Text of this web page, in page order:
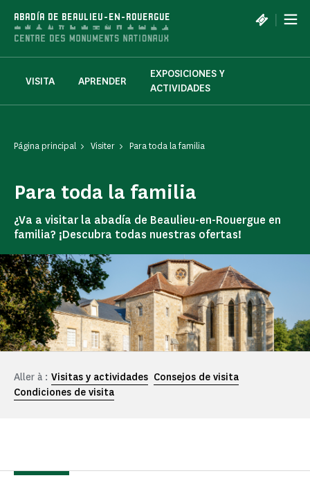
ABADÍA DE BEAULIEU-EN-ROUERGUE |
VISITA APRENDER
EXPOSICIONES Y
ACTIVIDADES
Página principal Visiter Para toda la familia
Para toda la familia
¿Va a visitar la abadía de Beaulieu-en-Rouergue en
familia? ¡Descubra todas nuestras ofertas!
Aller à : Visitas y actividades Consejos de visita
Condiciones de visita